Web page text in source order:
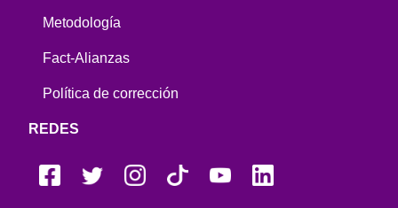
Metodología
Fact-Alianzas
Política de corrección
REDES